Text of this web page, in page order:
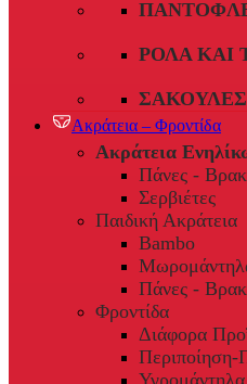
ΡΟΛΆ ΚΑΙ
Ακράτεια – Φροντίδα
Ακράτεια
Πάνες -
Σερβιέτες
Παιδική Ακράτεια
Bambo
Πάνες -
Φροντίδα
Διάφορα
Περιποίηση-